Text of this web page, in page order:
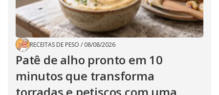
RECEITAS DE PESO / 08/08/2026
Patê de alho pronto em 10
minutos que transforma
torradas e petiscos com uma